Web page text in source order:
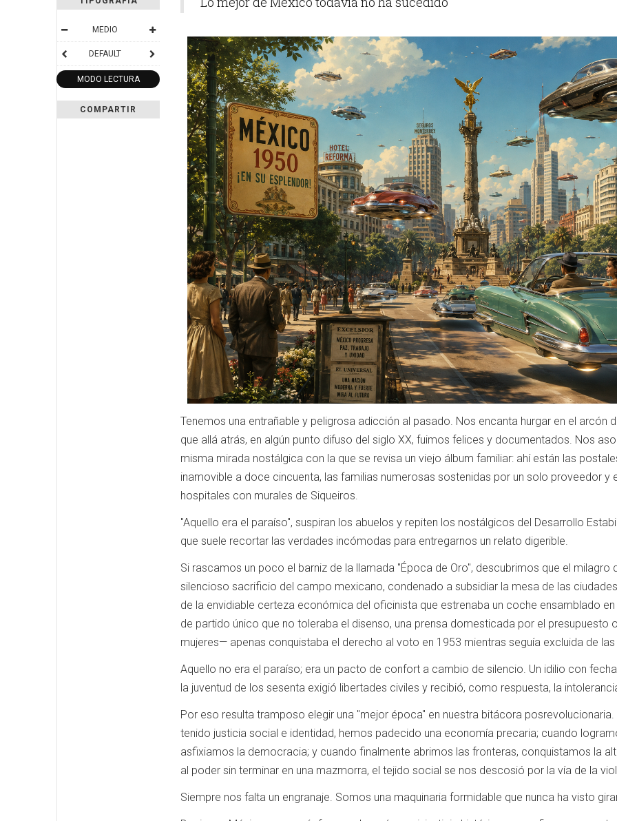
MEDIO
DEFAULT
MODO LECTURA
COMPARTIR
Tenemos una entrañable y peligrosa adicción al pasado. Nos encanta hurgar en el
que allá atrás, en algún punto difuso del siglo XX, fuimos felices y documentados. Nos
misma mirada nostálgica con la que se revisa un viejo álbum familiar: ahí están las
inamovible a doce cincuenta, las familias numerosas sostenidas por un solo proveedor y
hospitales con murales de Siqueiros.
"Aquello era el paraíso", suspiran los abuelos y repiten los nostálgicos del Desarrollo
que suele recortar las verdades incómodas para entregarnos un relato digerible.
Si rascamos un poco el barniz de la llamada "Época de Oro", descubrimos que el
silencioso sacrificio del campo mexicano, condenado a subsidiar la mesa de las
de la envidiable certeza económica del oficinista que estrenaba un coche ensamblado
de partido único que no toleraba el disenso, una prensa domesticada por el
mujeres— apenas conquistaba el derecho al voto en 1953 mientras seguía excluida de las
Aquello no era el paraíso; era un pacto de confort a cambio de silencio. Un idilio con
la juventud de los sesenta exigió libertades civiles y recibió, como respuesta, la
Por eso resulta tramposo elegir una "mejor época" en nuestra bitácora
tenido justicia social e identidad, hemos padecido una economía precaria; cuando
asfixiamos la democracia; y cuando finalmente abrimos las fronteras, conquistamos la
al poder sin terminar en una mazmorra, el tejido social se nos descosió por la vía de la
Siempre nos falta un engranaje. Somos una maquinaria formidable que nunca ha visto